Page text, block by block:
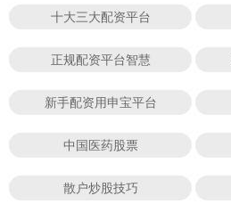
十大三大配资平台
正规配资平台智慧
新手配资用申宝平台
中国医药股票
散户炒股技巧